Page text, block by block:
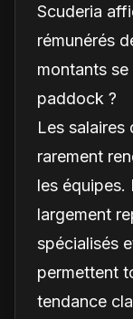
Scuderia
rémunérés
montants
paddock ?
Les salaires
rarement
les équipes.
largement
spécialisés
permettent
tendance